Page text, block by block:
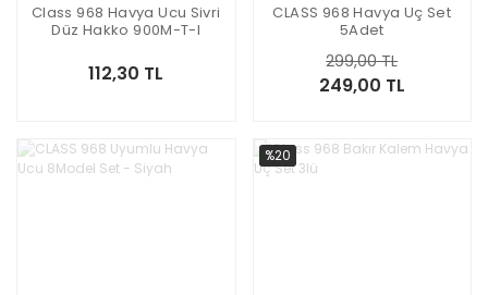
Class 968 Havya Ucu Sivri
Düz Hakko 900M-T-I
112,30 TL
CLASS 968 Havya Uç Set
5Adet
249,00 TL
299,00 TL
%20